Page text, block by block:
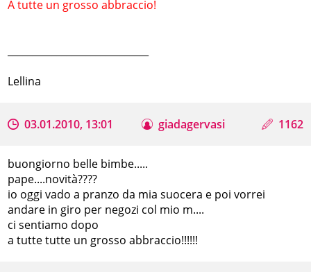
A tutte un grosso abbraccio!
Lellina
03.01.2010, 13:01 giadagervasi 1162
buongiorno belle bimbe.....
pape....novità????
io oggi vado a pranzo da mia suocera e poi vorrei
andare in giro per negozi col mio m....
ci sentiamo dopo
a tutte tutte un grosso abbraccio!!!!!!